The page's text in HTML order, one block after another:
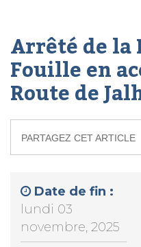
Arrêté de la
Fouille en
Route de
PARTAGEZ CET ARTICLE
Date de fin :
lundi 03
novembre, 2025